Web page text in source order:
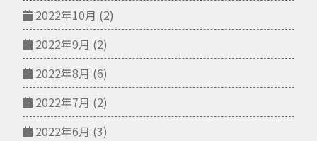
2022年10月 (2)
2022年9月 (2)
2022年8月 (6)
2022年7月 (2)
2022年6月 (3)